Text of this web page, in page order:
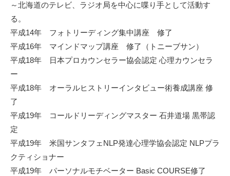
～北海道のテレビ、ラジオ局を中心に喋り手として活動す
る。
平成14年 フォトリーディング集中講座 修了
平成16年 マインドマップ講座 修了（トニーブサン）
平成18年 日本プロカウンセラー協会認定 心理カウンセラ
ー
平成18年 オーラルヒストリーインタビュー術養成講座 修
了
平成19年 コールドリーディングマスター 石井道場 黒帯認
定
平成19年 米国サンタフェNLP発達心理学協会認定 NLPプラ
クティショナー
平成19年 パーソナルモチベーター Basic COURSE修了